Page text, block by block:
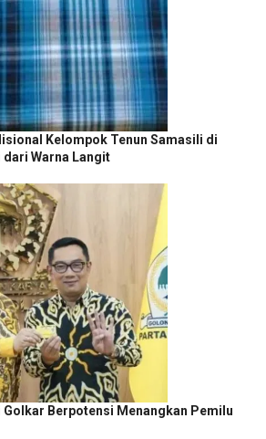
Kelompok Tenun Samasili di
dari Warna Langit
Golkar Berpotensi Menangkan Pemilu